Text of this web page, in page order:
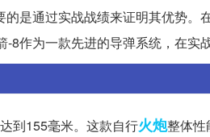
是通过实战战绩来证明其优势
作为一款先进的导弹系统，在实
到155毫米。这款自行火炮整体性